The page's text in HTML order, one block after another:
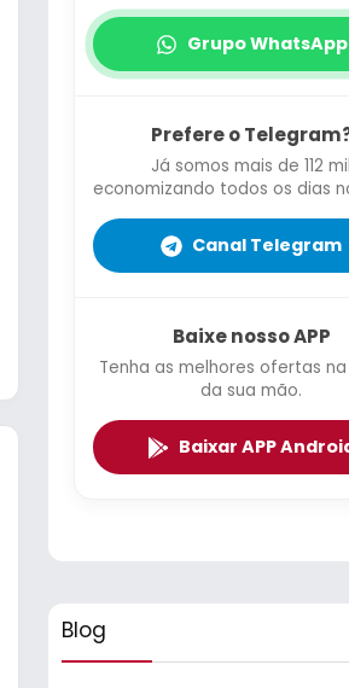
Grupo WhatsApp
Prefere o
Já somos mais de 112 mil
economizando todos os dias
Canal Telegram
Baixe nosso APP
Tenha as melhores ofertas
da sua mão.
Baixar APP
Blog